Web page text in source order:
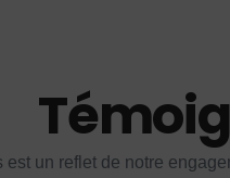
est un reflet de notre